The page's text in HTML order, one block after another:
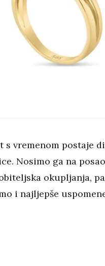
s vremenom postaje
Nosimo ga na
okupljanja,
i najljepše